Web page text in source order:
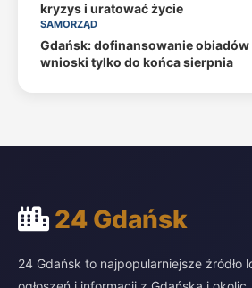
kryzys i uratować życie
SAMORZĄD
Gdańsk: dofinansowanie obiadów
wnioski tylko do końca sierpnia
24 Gdańsk
24 Gdańsk to najpopularniejsze źródło